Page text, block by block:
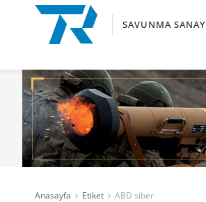
SAVUNMA
Anasayfa Etiket ABD siber